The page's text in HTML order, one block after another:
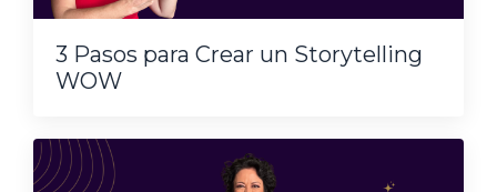
3 Pasos para Crear un Storytelling
WOW